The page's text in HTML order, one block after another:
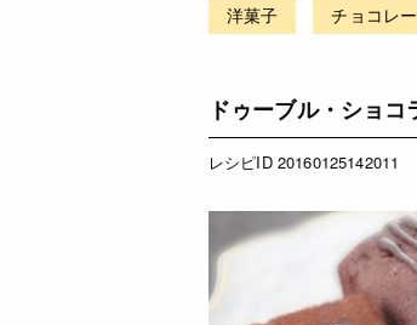
洋菓子 チョコレ
ドゥーブル・ショコ
レシピID 20160125142011